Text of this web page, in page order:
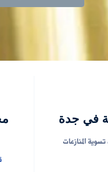
في جدة
المنازعات